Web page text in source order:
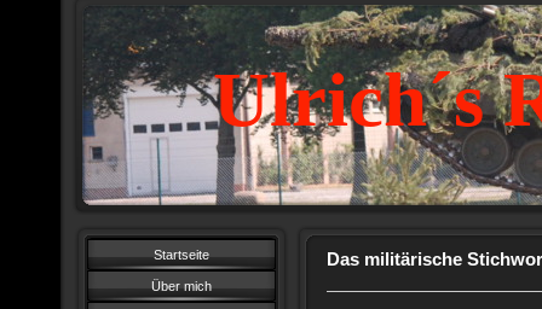
Ulrich´s
Startseite
Über mich
Das militärische